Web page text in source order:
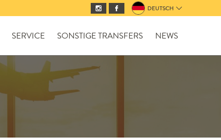
DEUTSCH
SERVICE SONSTIGE TRANSFERS NEWS